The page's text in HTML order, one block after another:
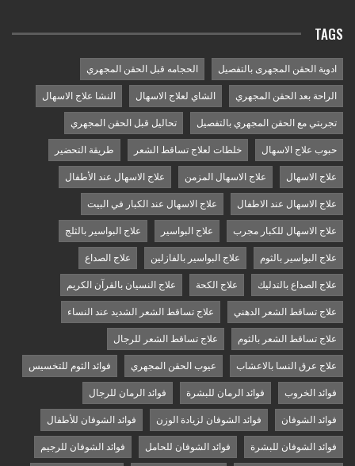
TAGS
ادوية الحقن المجهرى بالتفصيل الحجامه قبل الحقن المجهري
الراحة بعد الحقن المجهري الشاي لعلاج الاسهال النشا علاج الاسهال
تجربتي مع الحقن المجهري بالتفصيل تحاليل قبل الحقن المجهري
حبوب علاج الاسهال خلطات لعلاج تساقط الشعر طريقة التحضير
علاج الاسهال علاج الاسهال المزمن علاج الاسهال عند الأطفال
علاج الاسهال عند الاطفال علاج الاسهال عند الكبار في البيت
علاج الاسهال للكبار مجرب علاج البواسير علاج البواسير بالثلج
علاج البواسير بالثوم علاج البواسير بالفازلين علاج الصداع
علاج الصداع بالتدليك علاج الكحة علاج النسيان بالقرآن الكريم
علاج تساقط الشعر الدهني علاج تساقط الشعر الشديد عند النساء
علاج تساقط الشعر بالثوم علاج تساقط الشعر للرجال
علاج عرق النسا بالاعشاب عيوب الحقن المجهري فوائد الثوم للتخسيس
فوائد الخروب فوائد الرمان للبشرة فوائد الرمان للرجال
فوائد الشوفان فوائد الشوفان لزيادة الوزن فوائد الشوفان للأطفال
فوائد الشوفان للبشرة فوائد الشوفان للحامل فوائد الشوفان للرجيم